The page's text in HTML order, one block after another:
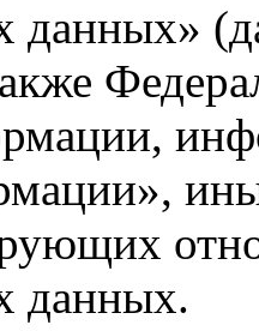
данных»
данных.